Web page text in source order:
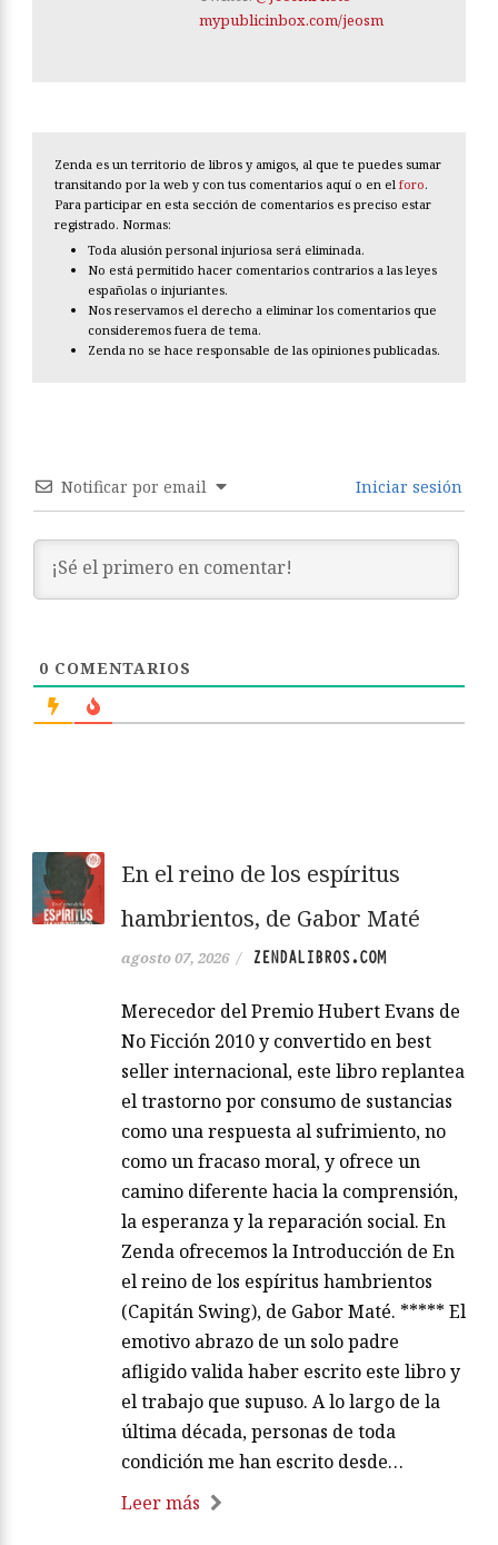
mypublicinbox.com/jeosm
Zenda es un territorio de libros y amigos, al que te puedes sumar
transitando por la web y con tus comentarios aquí o en el foro.
Para participar en esta sección de comentarios es preciso estar
registrado. Normas:
Toda alusión personal injuriosa será eliminada.
No está permitido hacer comentarios contrarios a las leyes
españolas o injuriantes.
Nos reservamos el derecho a eliminar los comentarios que
consideremos fuera de tema.
Zenda no se hace responsable de las opiniones publicadas.
Notificar por email Iniciar sesión
0 COMENTARIOS
En el reino de los espíritus
hambrientos, de Gabor Maté
agosto 07, 2026 / ZENDALIBROS.COM
Merecedor del Premio Hubert Evans de
No Ficción 2010 y convertido en best
seller internacional, este libro replantea
el trastorno por consumo de sustancias
como una respuesta al sufrimiento, no
como un fracaso moral, y ofrece un
camino diferente hacia la comprensión,
la esperanza y la reparación social. En
Zenda ofrecemos la Introducción de En
el reino de los espíritus hambrientos
(Capitán Swing), de Gabor Maté. ***** El
emotivo abrazo de un solo padre
afligido valida haber escrito este libro y
el trabajo que supuso. A lo largo de la
última década, personas de toda
condición me han escrito desde…
Leer más